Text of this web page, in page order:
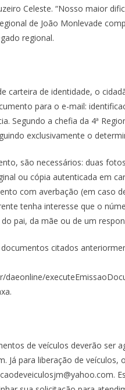
Celeste. “Nosso maior
de João Monlevade
regional.
carteira de identidade, o
para o e-mail:
Segundo a chefia da 4ª
exclusivamente o
são necessários: duas
ou cópia autenticada em
com averbação (em caso
tenha interesse que o
pai, da mãe ou de um
citados
daeonline/
de veículos deverão ser
Já para liberação de